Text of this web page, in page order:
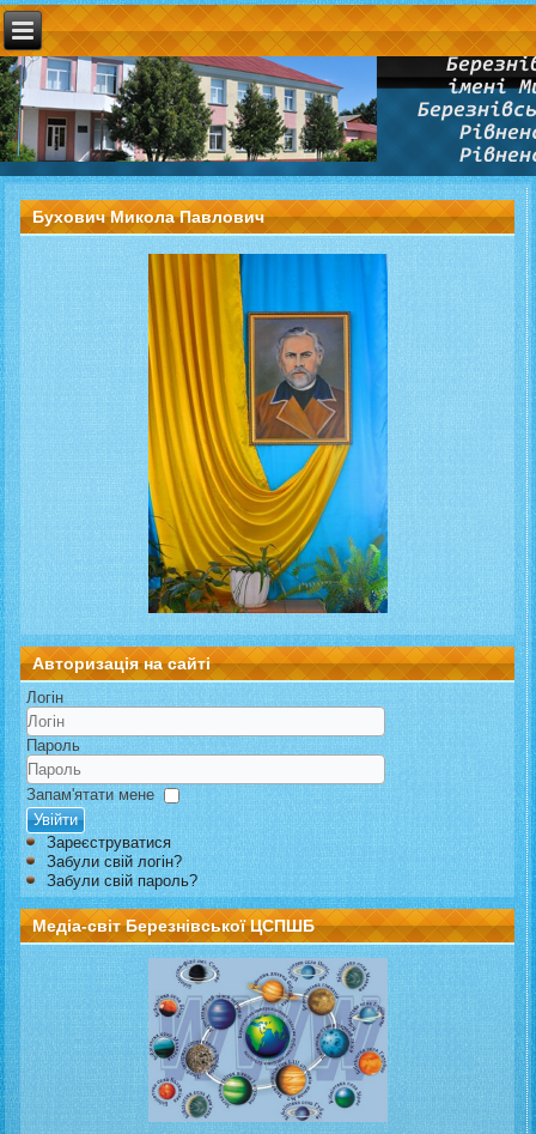
Бухович Микола Павлович
Авторизація на сайті
Логін
Пароль
Запам'ятати мене
Увійти
Зареєструватися
Забули свій логін?
Забули свій пароль?
Медіа-світ Березнівської ЦСПШБ